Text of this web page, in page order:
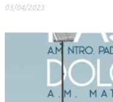
03/04/2023